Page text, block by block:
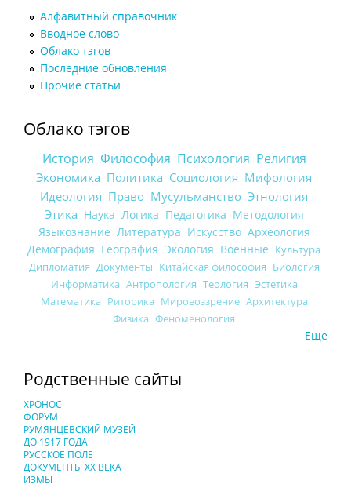
Алфавитный справочник
Вводное слово
Облако тэгов
Последние обновления
Прочие статьи
Облако тэгов
История Философия Психология Религия
Экономика Политика Социология Мифология
Идеология Право Мусульманство Этнология
Этика Наука Логика Педагогика Методология
Языкознание Литература Искусство Археология
Демография География Экология Военные Культура
Дипломатия Документы Китайская философия Биология
Информатика Антропология Теология Эстетика
Математика Риторика Мировоззрение Архитектура
Физика Феноменология
Еще
Родственные сайты
ХРОНОС
ФОРУМ
РУМЯНЦЕВСКИЙ МУЗЕЙ
ДО 1917 ГОДА
РУССКОЕ ПОЛЕ
ДОКУМЕНТЫ XX ВЕКА
ИЗМЫ